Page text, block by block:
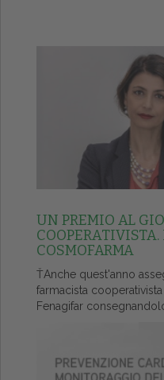
UN PREMIO AL
COSMOFARMA
ŤAnche quest'anno
farmacista
Fenagifar